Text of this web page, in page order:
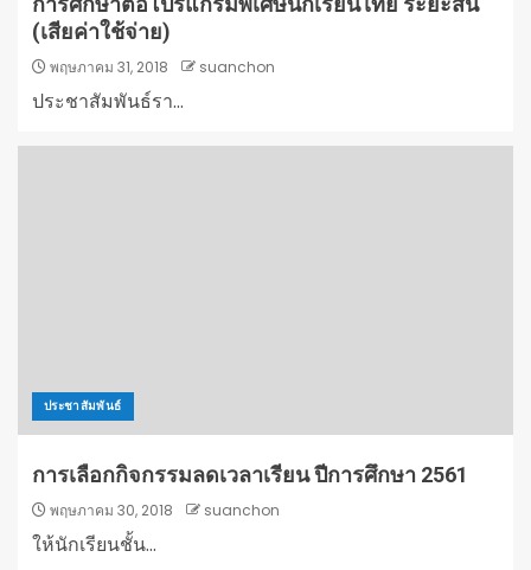
(เสียค่าใช้จ่าย)
พฤษภาคม 31, 2018 suanchon
ประชาสัมพันธ์รา...
ประชาสัมพันธ์
การเลือกกิจกรรมลดเวลาเรียน ปีการศึกษา 2561
พฤษภาคม 30, 2018 suanchon
ให้นักเรียนชั้น...